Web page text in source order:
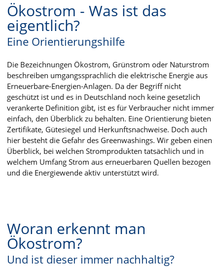
Ökostrom - Was ist das
eigentlich?
Eine Orientierungshilfe
Die Bezeichnungen Ökostrom, Grünstrom oder Naturstrom
beschreiben umgangssprachlich die elektrische Energie aus
Erneuerbare-Energien-Anlagen. Da der Begriff nicht
geschützt ist und es in Deutschland noch keine gesetzlich
verankerte Definition gibt, ist es für Verbraucher nicht immer
einfach, den Überblick zu behalten. Eine Orientierung bieten
Zertifikate, Gütesiegel und Herkunftsnachweise. Doch auch
hier besteht die Gefahr des Greenwashings. Wir geben einen
Überblick, bei welchen Stromprodukten tatsächlich und in
welchem Umfang Strom aus erneuerbaren Quellen bezogen
und die Energiewende aktiv unterstützt wird.
Woran erkennt man
Ökostrom?
Und ist dieser immer nachhaltig?